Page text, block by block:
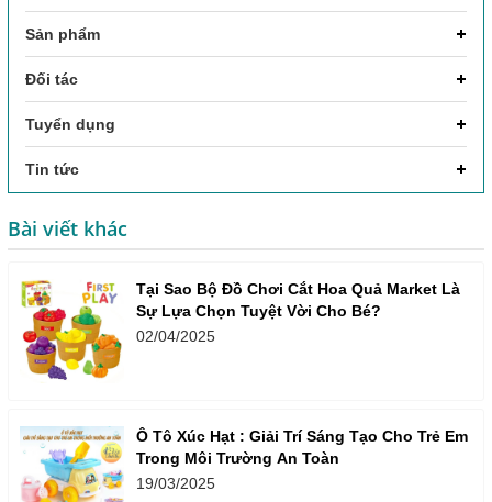
Sản phẩm
Đối tác
Tuyển dụng
Tin tức
Bài viết khác
Tại Sao Bộ Đồ Chơi Cắt Hoa Quả Market Là
Sự Lựa Chọn Tuyệt Vời Cho Bé?
02/04/2025
Ô Tô Xúc Hạt : Giải Trí Sáng Tạo Cho Trẻ Em
Trong Môi Trường An Toàn
19/03/2025